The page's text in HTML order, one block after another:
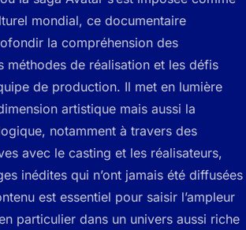
mondial, ce documentaire
la compréhension des
méthodes de réalisation et les défis
de production. Il met en lumière
artistique mais aussi la
notamment à travers des
avec le casting et les réalisateurs,
inédites qui n’ont jamais été diffusées
est essentiel pour saisir l’ampleur
particulier dans un univers aussi riche